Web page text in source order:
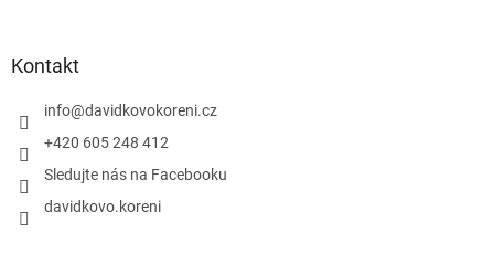
Kontakt
info@davidkovokoreni.cz
+420 605 248 412
Sledujte nás na Facebooku
davidkovo.koreni